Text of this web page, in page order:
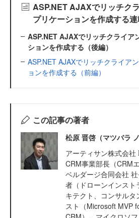
ASP.NET AJAXでリッチク
プリケーションを作成する
ASP.NET AJAXでリッチクライア
ションを作成する（後編）
ASP.NET AJAXでリッチクライア
ョンを作成する（前編）
この記事の著者
松原 晋啓（マツバラ
アーティサン株式会
CRM事業部長（CRM
ベルダージ合同会社
者（ドローンインスト
キテクト、コンサルタ
スト（Microsoft MVP